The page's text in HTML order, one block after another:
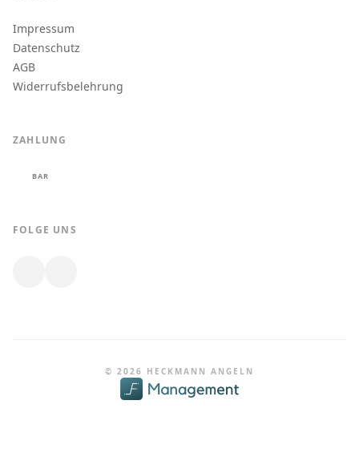
Impressum
Datenschutz
AGB
Widerrufsbelehrung
ZAHLUNG
BAR
FOLGE UNS
© 2026 HECKMANN ANGELN